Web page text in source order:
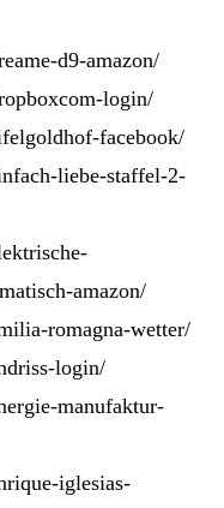
d9-amazon/
login/
facebook/
liebe-staffel-2-
amazon/
romagna-wetter/
login/
manufaktur-
iglesias-